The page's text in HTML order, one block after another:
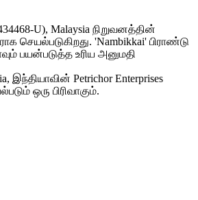
U), Malaysia நிறுவனத்தின்
செயல்படுகிறது. 'Nambikkai' பிராண்டு
பயன்படுத்த உரிய அனுமதி
இந்தியாவின் Petrichor Enterprises
ஒரு பிரிவாகும்.